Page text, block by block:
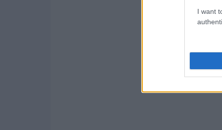
I want